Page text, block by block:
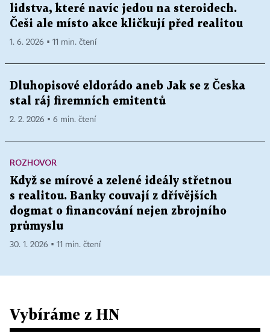
lidstva, které navíc jedou na steroidech.
Češi ale místo akce kličkují před realitou
1. 6. 2026 ▪ 11 min. čtení
Dluhopisové eldorádo aneb Jak se z Česka
stal ráj firemních emitentů
2. 2. 2026 ▪ 6 min. čtení
ROZHOVOR
Když se mírové a zelené ideály střetnou
s realitou. Banky couvají z dřívějších
dogmat o financování nejen zbrojního
průmyslu
30. 1. 2026 ▪ 11 min. čtení
Vybíráme z HN